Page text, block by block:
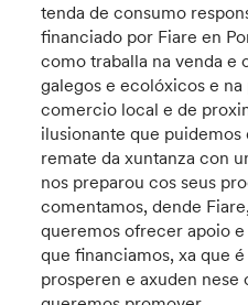
tenda de consumo
financiado por Fiare en
como traballa na venda e
galegos e ecolóxicos e
comercio local e de
ilusionante que
remate da xuntanza con
nos preparou cos seus
comentamos, dende
queremos ofrecer apoio
que financiamos, xa que
prosperen e axuden nese